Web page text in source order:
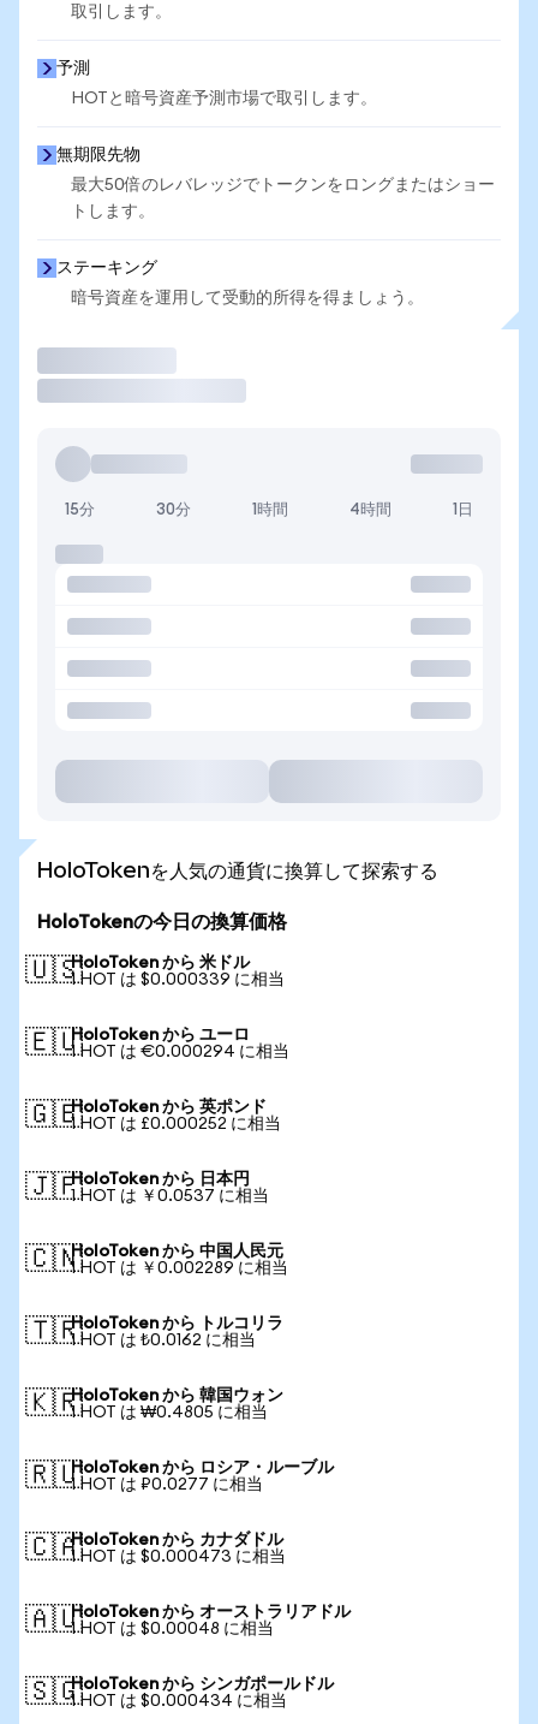
取引します。
予測
HOTと暗号資産予測市場で取引します。
無期限先物
最大50倍のレバレッジでトークンをロングまたはショー
トします。
ステーキング
暗号資産を運用して受動的所得を得ましょう。
15分 30分 1時間 4時間 1日
HoloTokenを人気の通貨に換算して探索する
HoloTokenの今日の換算価格
🇺🇸HoloToken から 米ドル
1 HOT は $0.000339 に相当
🇪🇺HoloToken から ユーロ
1 HOT は €0.000294 に相当
🇬🇧HoloToken から 英ポンド
1 HOT は £0.000252 に相当
🇯🇵HoloToken から 日本円
1 HOT は ￥0.0537 に相当
🇨🇳HoloToken から 中国人民元
1 HOT は ￥0.002289 に相当
🇹🇷HoloToken から トルコリラ
1 HOT は ₺0.0162 に相当
🇰🇷HoloToken から 韓国ウォン
1 HOT は ₩0.4805 に相当
🇷🇺HoloToken から ロシア・ルーブル
1 HOT は ₽0.0277 に相当
🇨🇦HoloToken から カナダドル
1 HOT は $0.000473 に相当
🇦🇺HoloToken から オーストラリアドル
1 HOT は $0.00048 に相当
🇸🇬HoloToken から シンガポールドル
1 HOT は $0.000434 に相当